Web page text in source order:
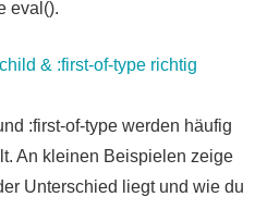
eval().
& :first-of-type richtig
:first-of-type werden häufig
An kleinen Beispielen zeige
Unterschied liegt und wie du